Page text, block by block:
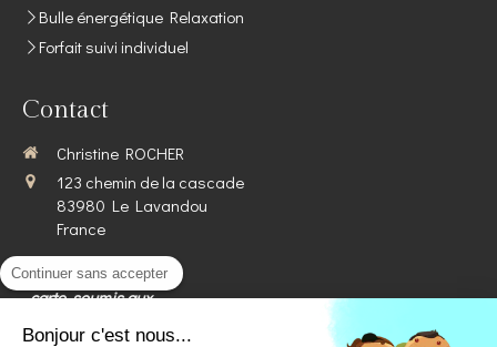
Bulle énergétique Relaxation
Forfait suivi individuel
Contact
Christine ROCHER
123 chemin de la cascade
83980 Le Lavandou
France
Images, textes,
carte, soumis aux
Continuer sans accepter
Bonjour c'est nous...